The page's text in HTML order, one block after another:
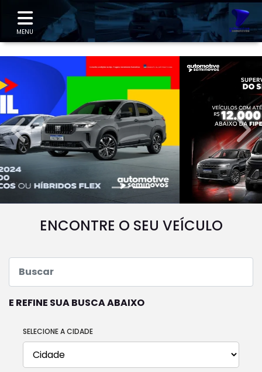
MENU
templates.template-
ENCONTRE O SEU VEÍCULO
E REFINE SUA BUSCA ABAIXO
SELECIONE A CIDADE